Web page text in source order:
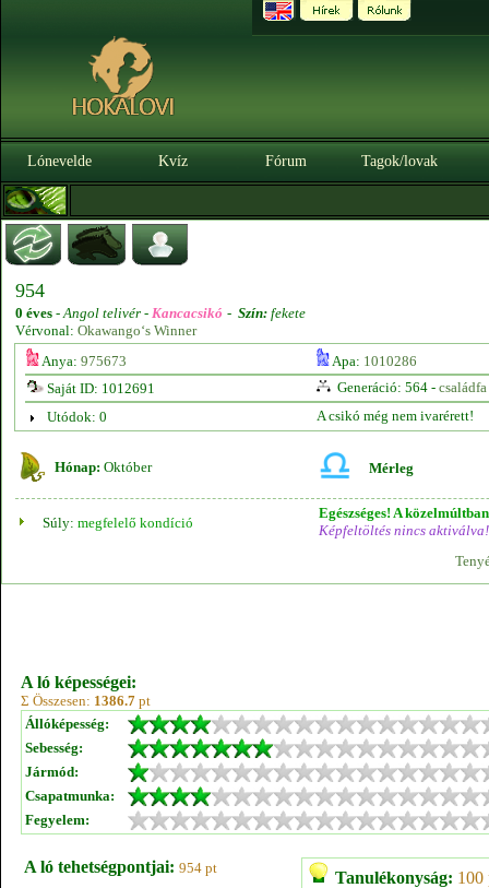
Lónevelde Kvíz Fórum Tagok/lovak
954
0 éves -Angol telivér - Kancacsikó - Szín: fekete
Vérvonal: Okawango‘s Winner
Anya: 975673 Apa: 1010286
Saját ID: 1012691
Generáció: 564 - családfa
Utódok: 0
A csikó még nem ivarérett!
Hónap: Október Mérleg
Súly: megfelelő kondíció
Egészséges! A
Képfeltöltés nincs aktiválva!
A ló képességei:
Σ Összesen: 1386.7 pt
Állóképesség:
Sebesség:
Jármód:
Csapatmunka:
Fegyelem:
A ló tehetségpontjai: 954 pt
Tanulékonyság: 100